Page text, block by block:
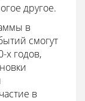
другое.
в
смогут
х годов,
в